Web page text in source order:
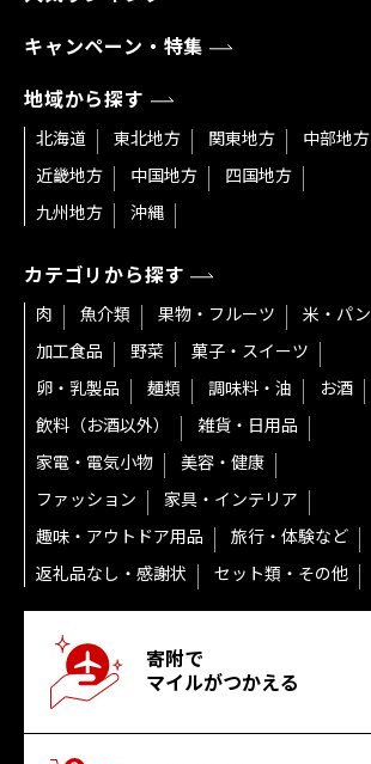
キャンペーン・特集
地域から探す
北海道 東北地方 関東地方
中部地方
近畿地方
中国地方
四国地方
九州地方
沖縄
カテゴリから探す
肉 魚介類 果物・フルーツ
米・パン
加工食品
野菜
菓子・スイーツ
卵・乳製品
麺類 調味料・油
お酒
飲料（お酒以外）
雑貨・日用品
家電・電気小物
美容・健康
ファッション
家具・インテリア
趣味・アウトドア用品
旅行・体験など
返礼品なし・感謝状
セット類・その他
寄附で
マイルがつかえる